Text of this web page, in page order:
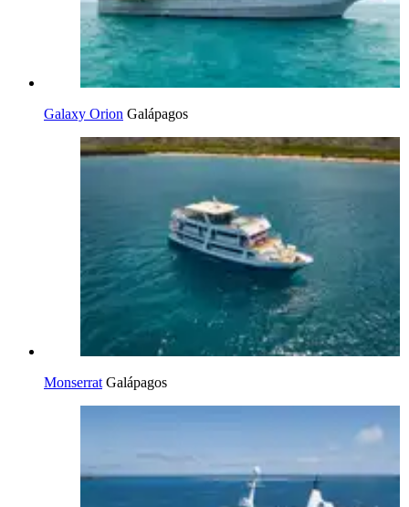
Galaxy Orion Galápagos
Monserrat Galápagos